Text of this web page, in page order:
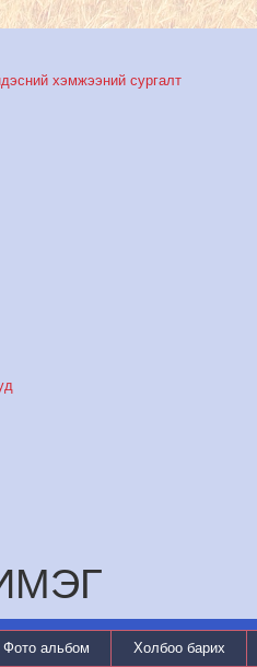
хэмжээний сургалт
Фото альбом Холбоо барих